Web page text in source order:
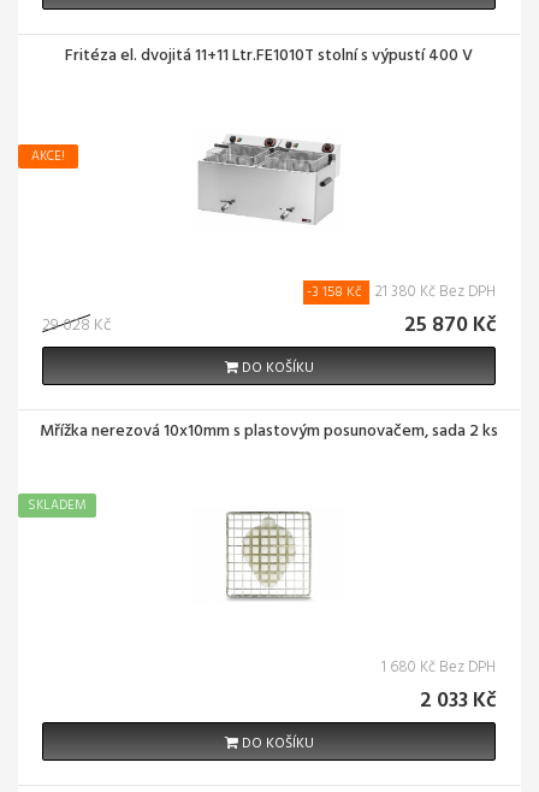
Fritéza el. dvojitá 11+11 Ltr.FE1010T stolní s výpustí 400 V
AKCE!
29 028 Kč
-3 158 Kč 21 380 Kč Bez DPH
25 870 Kč
DO KOŠÍKU
Mřížka nerezová 10x10mm s plastovým posunovačem, sada 2 ks
SKLADEM
1 680 Kč Bez DPH
2 033 Kč
DO KOŠÍKU